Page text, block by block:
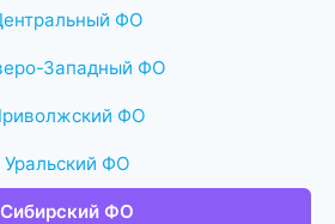
ФО
Западный ФО
ФО
Уральский ФО
Сибирский ФО